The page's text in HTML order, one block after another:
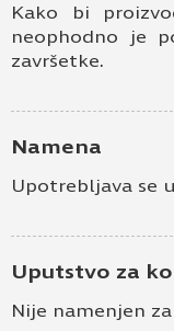
Kako bi
neophodno je
završetke.
Namena
Upotrebljava se
Uputstvo za
Nije namenjen